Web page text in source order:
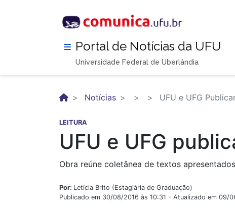
Portal de Notícias da UFU
Universidade Federal de Uberlândia
Notícias UFU e UFG
LEITURA
UFU e UFG
Obra reúne coletânea de textos
Por: Letícia Brito (Estagiária de Graduação)
Publicado em 30/08/2016 às 10:31 - Atualizado em 09/